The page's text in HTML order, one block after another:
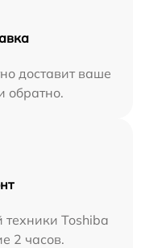
доставит ваше
обратно.
техники Toshiba
2 часов.